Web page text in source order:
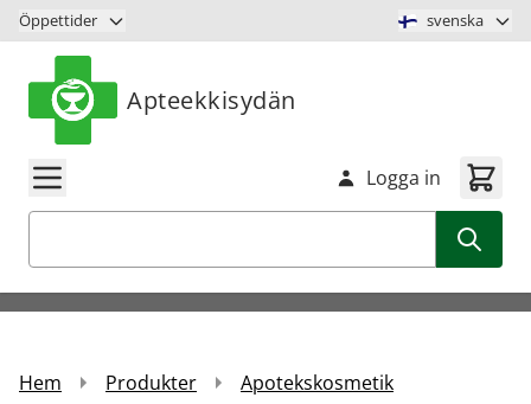
Hoppa till innehåll
Öppettider svenska
Apteekkisydän
Logga in
Hem Produkter Apotekskosmetik